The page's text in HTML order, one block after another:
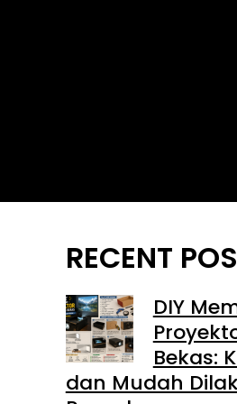
RECENT
DIY
Bekas:
dan Mudah